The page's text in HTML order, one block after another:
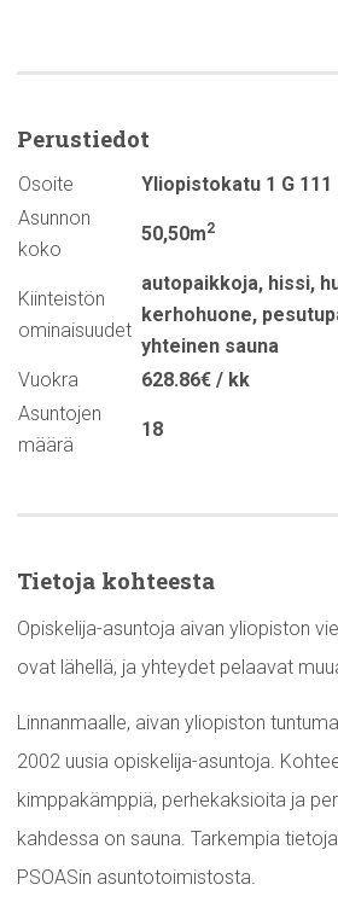
Perustiedot
Osoite
Yliopistokatu 1 G 111
Asunnon
koko
50,50m2
Kiinteistön
ominaisuudet
autopaikkoja, hissi,
kerhohuone,
yhteinen sauna
Vuokra
628.86€ / kk
Asuntojen
määrä
18
Tietoja kohteesta
Opiskelija-asuntoja aivan yliopiston
ovat lähellä, ja yhteydet pelaavat
Linnanmaalle, aivan yliopiston
2002 uusia opiskelija-asuntoja.
kimppakämppiä, perhekaksioita ja
kahdessa on sauna. Tarkempia
PSOASin asuntotoimistosta.